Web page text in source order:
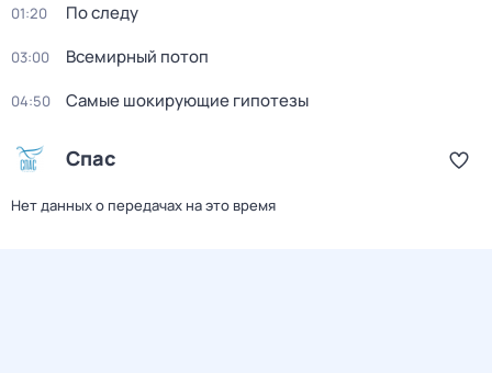
01:20 По следу
03:00 Вceмирный потоп
04:50 Самые шoкиpующие гипотезы
Спас
Нет данных о передачах на это время